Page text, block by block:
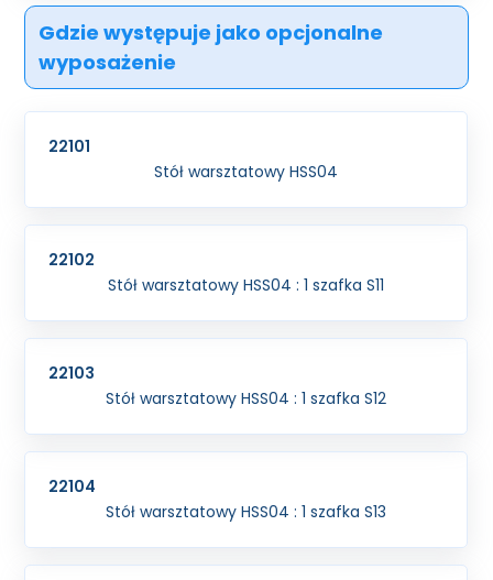
Gdzie występuje jako opcjonalne
wyposażenie
22101
Stół warsztatowy HSS04
22102
Stół warsztatowy HSS04 : 1 szafka S11
22103
Stół warsztatowy HSS04 : 1 szafka S12
22104
Stół warsztatowy HSS04 : 1 szafka S13